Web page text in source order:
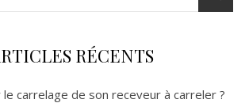
RÉCENTS
carrelage de son receveur à carreler ?